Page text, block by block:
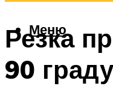
Меню
Резка
90